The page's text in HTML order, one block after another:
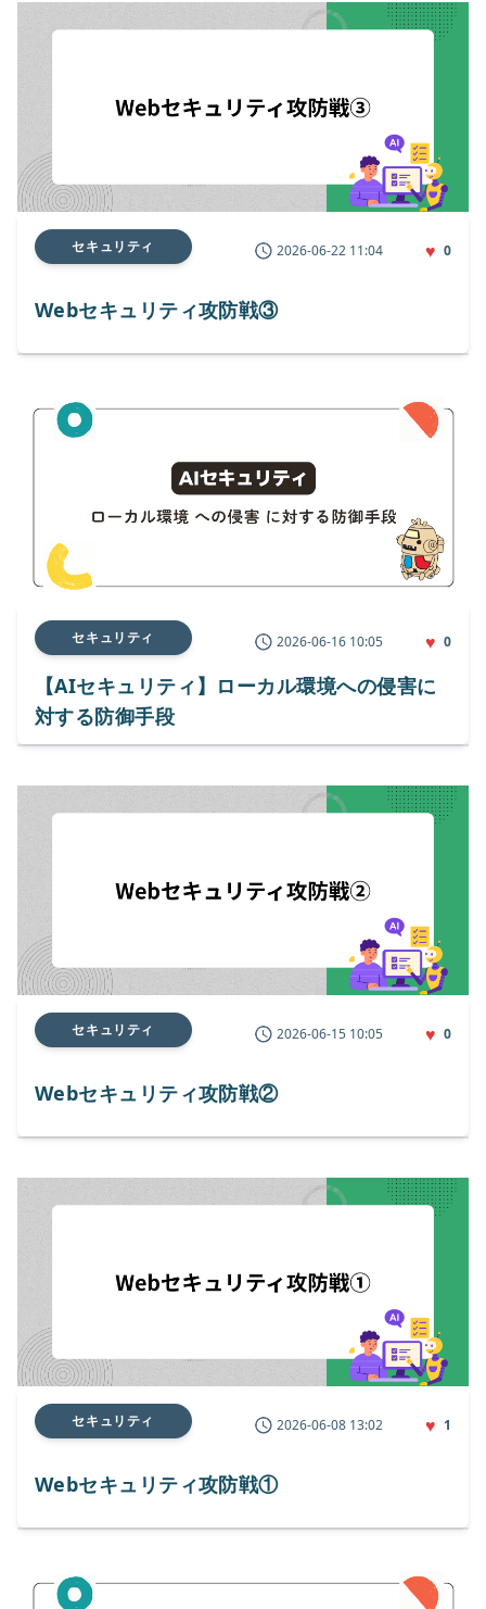
セキュリティ 2026-06-22 11:04 ♥ 0
Webセキュリティ攻防戦③
セキュリティ 2026-06-16 10:05 ♥ 0
【AIセキュリティ】ローカル環境への侵害に
対する防御手段
セキュリティ 2026-06-15 10:05 ♥ 0
Webセキュリティ攻防戦②
セキュリティ 2026-06-08 13:02 ♥ 1
Webセキュリティ攻防戦①